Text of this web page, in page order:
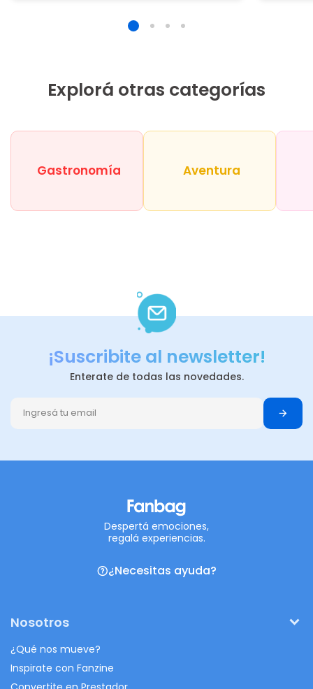
Explorá otras categorías
Gastronomía Aventura
¡Suscribite al newsletter!
Enterate de todas las novedades.
Despertá emociones,
regalá experiencias.
¿Necesitas ayuda?
Nosotros
¿Qué nos mueve?
Inspirate con Fanzine